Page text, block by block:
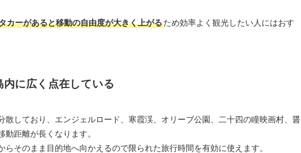
カーがあると移動の自由度が大きく上がるため効率よく観光したい人にはおす
に広く点在している
散しており、エンジェルロード、寒霞渓、オリーブ公園、二十四の瞳映画村、醤
動距離が長くなります。
らそのまま目的地へ向かえるので限られた旅行時間を有効に使えます。